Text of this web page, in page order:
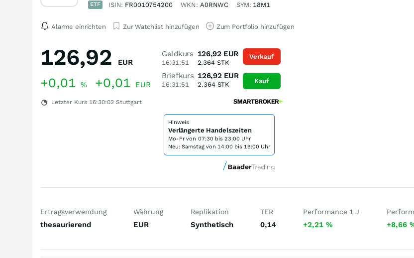
ETF ISIN: FR0010754200 WKN: A0RNWC SYM: 18M1
Alarme einrichten Zur Watchlist hinzufügen Zum Portfolio hinzufügen
126,92 EUR
+0,01 % +0,01 EUR
Letzter Kurs 16:30:02 Stuttgart
Geldkurs
16:31:51
126,92 EUR
2.364STK
Briefkurs
16:31:51
126,92 EUR
2.364STK
Verkauf
Kauf
Hinweis
Verlängerte Handelszeiten
Mo-Fr von 07:30 bis 23:00 Uhr
Neu: Samstag von 14:00 bis 19:00 Uhr
Ertragsverwendung
thesaurierend
Währung
EUR
Replikation
Synthetisch
TER
0,14
Performance 1 J
+2,21% +8,66